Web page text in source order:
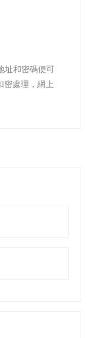
址和密碼便可
密處理，網上